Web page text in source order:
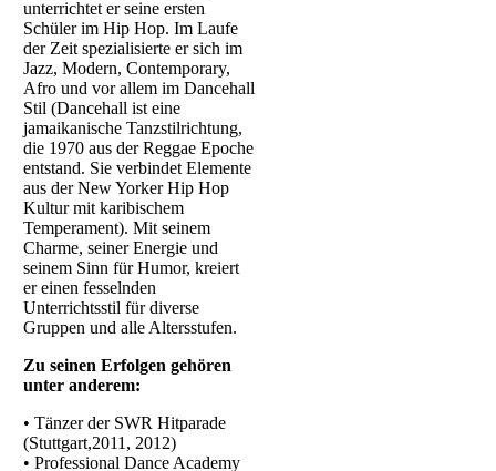
unterrichtet er seine ersten
Schüler im Hip Hop. Im Laufe
der Zeit spezialisierte er sich im
Jazz, Modern, Contemporary,
Afro und vor allem im Dancehall
Stil (Dancehall ist eine
jamaikanische Tanzstilrichtung,
die 1970 aus der Reggae Epoche
entstand. Sie verbindet Elemente
aus der New Yorker Hip Hop
Kultur mit karibischem
Temperament). Mit seinem
Charme, seiner Energie und
seinem Sinn für Humor, kreiert
er einen fesselnden
Unterrichtsstil für diverse
Gruppen und alle Altersstufen.
Zu seinen Erfolgen gehören
unter anderem:
• Tänzer der SWR Hitparade
(Stuttgart,2011, 2012)
• Professional Dance Academy